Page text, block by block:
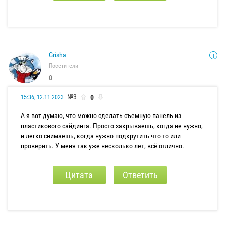
Grisha
Посетители
0
15:36, 12.11.2023 №3 0
А я вот думаю, что можно сделать съемную панель из
пластикового сайдинга. Просто закрываешь, когда не нужно,
и легко снимаешь, когда нужно подкрутить что-то или
проверить. У меня так уже несколько лет, всё отлично.
Цитата Ответить